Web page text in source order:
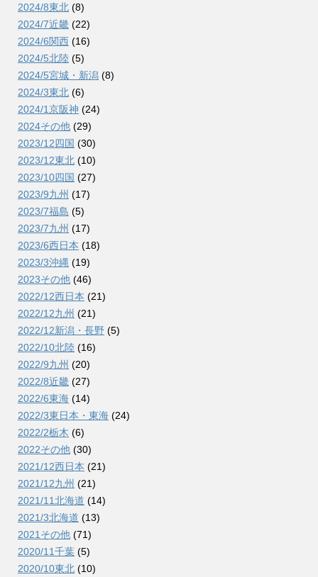
2024/8東北 (8)
2024/7近畿 (22)
2024/6関西 (16)
2024/5北陸 (5)
2024/5宮城・新潟 (8)
2024/3東北 (6)
2024/1京阪神 (24)
2024その他 (29)
2023/12四国 (30)
2023/12東北 (10)
2023/10四国 (27)
2023/9九州 (17)
2023/7福島 (5)
2023/7九州 (17)
2023/6西日本 (18)
2023/3沖縄 (19)
2023その他 (46)
2022/12西日本 (21)
2022/12九州 (21)
2022/12新潟・長野 (5)
2022/10北陸 (16)
2022/9九州 (20)
2022/8近畿 (27)
2022/6東海 (14)
2022/3東日本・東海 (24)
2022/2栃木 (6)
2022その他 (30)
2021/12西日本 (21)
2021/12九州 (21)
2021/11北海道 (14)
2021/3北海道 (13)
2021その他 (71)
2020/11千葉 (5)
2020/10東北 (10)